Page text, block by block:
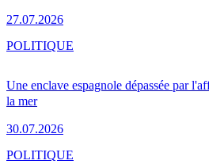
27.07.2026
Une enclave espagnole dépassée par
la mer
30.07.2026
POLITIQUE
POLITIQUE